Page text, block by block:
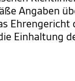
Angaben
Ehrengericht
Einhaltung